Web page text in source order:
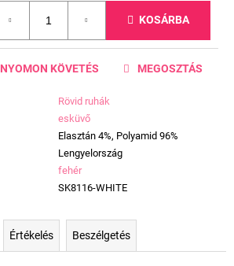
KOSÁRBA
Rövid ruhák
esküvő
Elasztán 4%, Polyamid 96%
Lengyelország
fehér
SK8116-WHITE
NYOMON KÖVETÉS MEGOSZTÁS
Értékelés Beszélgetés